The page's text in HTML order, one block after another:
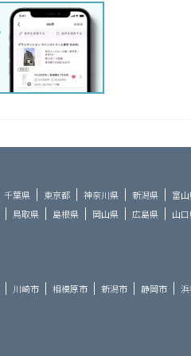
千葉県 東京都 神奈川県 新潟県 富
鳥取県 島根県 岡山県 広島県 山
川崎市 相模原市 新潟市 静岡市